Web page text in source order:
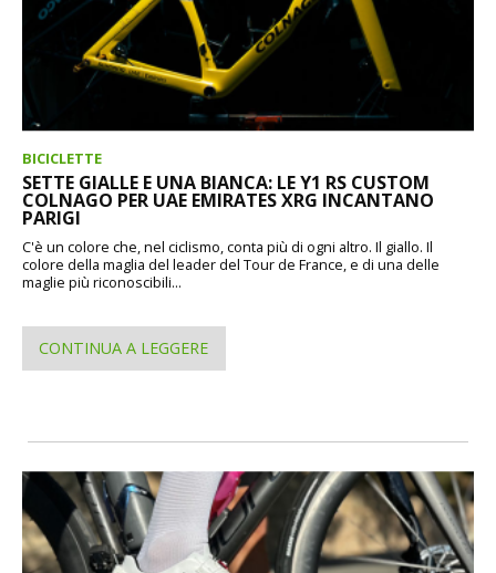
BICICLETTE
SETTE GIALLE E UNA BIANCA: LE Y1 RS CUSTOM
COLNAGO PER UAE EMIRATES XRG INCANTANO
PARIGI
C'è un colore che, nel ciclismo, conta più di ogni altro. Il giallo. Il
colore della maglia del leader del Tour de France, e di una delle
maglie più riconoscibili...
CONTINUA A LEGGERE